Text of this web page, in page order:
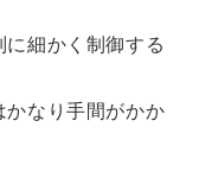
細かく制御する
かなり手間がかか